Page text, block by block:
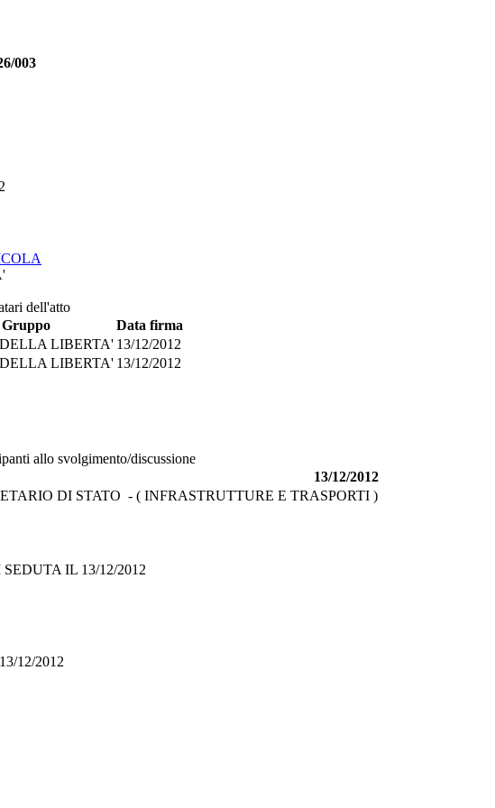
003
dell'atto
Gruppo
Data firma
LIBERTA' 13/12/2012
LIBERTA' 13/12/2012
allo svolgimento/discussione
13/12/2012
DI STATO - ( INFRASTRUTTURE E TRASPORTI )
IL 13/12/2012
12/2012